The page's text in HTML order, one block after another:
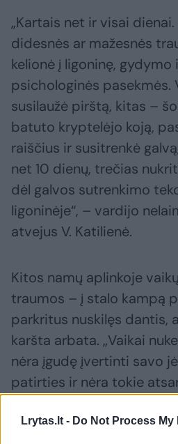
Lrytas.lt - Do Not Process
„Kartais net ir visai
didesnės ar mažesnės
kelionė į ligoninę, gydymo
psichologinės pasekmės.
susilaužė pirštą, kitas –
batuto kryptelėjo koją,
raiščius ir susitrenkė
net 10 dienų, trečias
dėl galvos sutrenkimo
ligoninėje“, – vardijo
atvejus V. Katilienė.
Kitos namų aplinkoje
traumos – į stalo kampą
parkritus nuskilęs dantis,
karšta arbata. „Vaikai
nėra įgudę įvertinti savo
patirties ir nėra tokie
metų sulaukusius ir